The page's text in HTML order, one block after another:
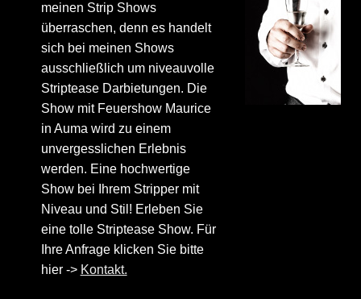
meinen Strip Shows
überraschen, denn es handelt
sich bei meinen Shows
ausschließlich um niveauvolle
Striptease Darbietungen. Die
Show mit Feuershow Maurice
in Auma wird zu einem
unvergesslichen Erlebnis
werden. Eine hochwertige
Show bei Ihrem Stripper mit
Niveau und Stil! Erleben Sie
eine tolle Striptease Show. Für
Ihre Anfrage klicken Sie bitte
hier -> Kontakt.